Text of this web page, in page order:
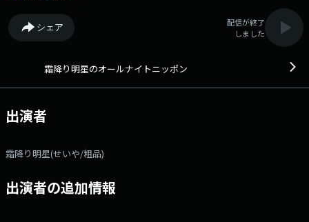
チャンピオンに輝いた粗品が いろんな分野のチャンピオンを発表してい
きます。 ■霜降り交遊録 霜降り明星と芸能人・有名人がカラんでい
る様子を想像して送ってもらうコーナー ■野党！ 粗品の代名詞的つ
ー ■ 一行 ショートショートの名手・星新一が好きな2人。前後の文
ガキの宛先】 〒100-8439 ニッポン放送 霜降り明星のオールナイトニ
ッポン 各コーナー係 霜降り明星のオールナイトニッポン 毎週金曜
ホームページはこちら twitterハッシュタグは「#霜降り明星ann」
twitterアカウントは「@shimofuri_ANN」
シェア
配信が終了
しました
霜降り明星のオールナイトニッポン
出演者
霜降り明星(せいや/粗品)
出演者の追加情報